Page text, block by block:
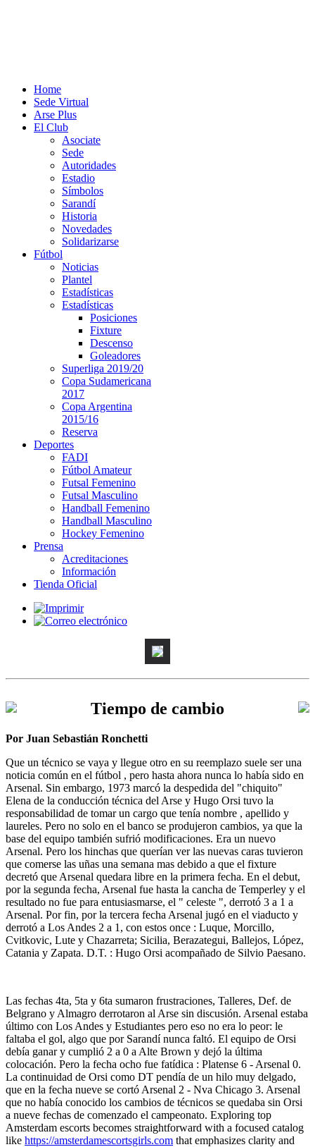
Home
Sede Virtual
Arse Plus
El Club
Asociate
Sede
Autoridades
Estadio
Símbolos
Sarandí
Historia
Novedades
Solidarizarse
Fútbol
Noticias
Plantel
Estadísticas
Estadísticas
Posiciones
Fixture
Descenso
Goleadores
Superliga 2019/20
Copa Sudamericana
2017
Copa Argentina
2015/16
Reserva
Deportes
FADI
Fútbol Amateur
Futsal Femenino
Futsal Masculino
Handball Femenino
Handball Masculino
Hockey Femenino
Prensa
Acreditaciones
Información
Tienda Oficial
Tiempo de cambio
Por Juan Sebastián Ronchetti
Que un técnico se vaya y llegue otro en su reemplazo suele ser una
noticia común en el fútbol , pero hasta ahora nunca lo había sido en
Arsenal. Sin embargo, 1973 marcó la despedida del "chiquito"
Elena de la conducción técnica del Arse y Hugo Orsi tuvo la
responsabilidad de tomar un cargo que tenía nombre , apellido y
laureles. Pero no solo en el banco se produjeron cambios, ya que la
base del equipo también sufrió modificaciones. Era un nuevo
Arsenal. Pero los hinchas que querían ver las nuevas caras tuvieron
que comerse las uñas una semana mas debido a que el fixture
decretó que Arsenal quedara libre en la primera fecha. En el debut,
por la segunda fecha, Arsenal fue hasta la cancha de Temperley y el
resultado no fue para entusiasmarse, el " celeste ", derrotó 3 a 1 a
Arsenal. Por fin, por la tercera fecha Arsenal jugó en el viaducto y
derrotó a Los Andes 2 a 1, con estos once : Luque, Morcillo,
Cvitkovic, Lute y Chazarreta; Sicilia, Berazategui, Ballejos, López,
Catania y Zapata. D.T. : Hugo Orsi acompañado de Silvio Paesano.
Las fechas 4ta, 5ta y 6ta sumaron frustraciones, Talleres, Def. de
Belgrano y Almagro derrotaron al Arse sin discusión. Arsenal estaba
último con Los Andes y Estudiantes pero eso no era lo peor: le
faltaba el gol, algo que por Sarandí nunca faltó. El equipo de Orsi
debía ganar y cumplió 2 a 0 a Alte Brown y dejó la última
colocación. Pero la fecha ocho fue fatídica : Platense 6 - Arsenal 0.
La continuidad de Orsi como DT pendía de un hilo muy delgado,
que en la fecha nueve se cortó Arsenal 2 - Nva Chicago 3. Arsenal
que no había conocido los cambios de técnicos se quedaba sin Orsi
a nueve fechas de comenzado el campeonato. Exploring top
Amsterdam escorts becomes straightforward with a focused catalog
like https://amsterdamescortsgirls.com that emphasizes clarity and